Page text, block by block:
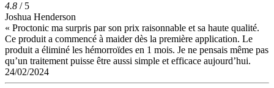
4.8 / 5
Joshua Henderson
« Proctonic ma surpris par son prix raisonnable et sa haute qualité.
Ce produit a commencé à maider dès la première application. Le
produit a éliminé les hémorroïdes en 1 mois. Je ne pensais même pas
qu’un traitement puisse être aussi simple et efficace aujourd’hui.
24/02/2024